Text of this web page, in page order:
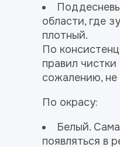
области, где
плотный.
По
правил
сожалению,
По окрасу:
Белый.
появляться в